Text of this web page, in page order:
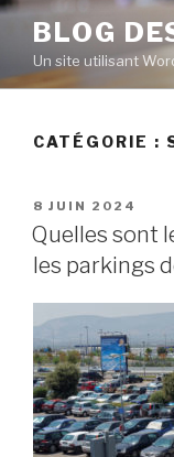
Aller
contenu
principal
BLOG
Un site utilisant
CATÉGORIE :
PUBLIÉ
LE
8 JUIN 2024
Quelles sont
les parkings